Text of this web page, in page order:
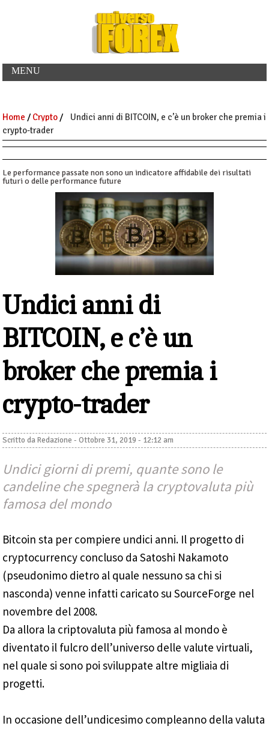
MENU
Home / Crypto /
Undici anni di BITCOIN, e c’è un broker che premia i
crypto-trader
Le performance passate non sono un indicatore affidabile dei risultati
futuri o delle performance future
Undici anni di
BITCOIN, e c’è un
broker che premia i
crypto-trader
Scritto daRedazione -Ottobre 31, 2019 - 12:12 am
Undici giorni di premi, quante sono le
candeline che spegnerà la cryptovaluta più
famosa del mondo
Bitcoin sta per compiere undici anni. Il progetto di
cryptocurrency concluso da Satoshi Nakamoto
(pseudonimo dietro al quale nessuno sa chi si
nasconda) venne infatti caricato su SourceForge nel
novembre del 2008.
Da allora la criptovaluta più famosa al mondo è
diventato il fulcro dell’universo delle valute virtuali,
nel quale si sono poi sviluppate altre migliaia di
progetti.
In occasione dell’undicesimo compleanno della valuta